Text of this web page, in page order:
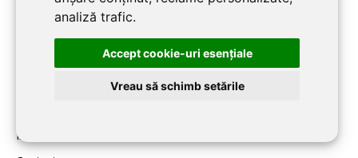
analiză trafic.
Accept cookie-uri esenţiale
Vreau să schimb setările
PENTRU FIRME:
Inscriere firma